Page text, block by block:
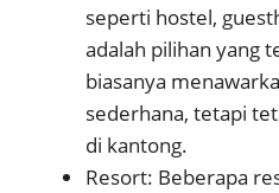
seperti hostel,
adalah pilihan yang
biasanya
sederhana, tetapi
di kantong.
Resort: Beberapa